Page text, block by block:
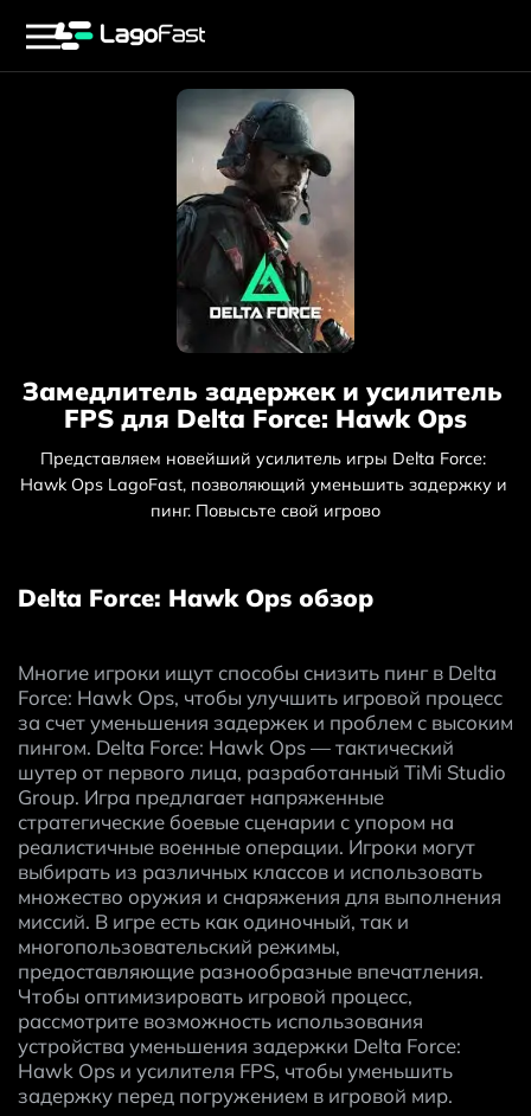
Замедлитель задержек и усилитель
FPS для Delta Force: Hawk Ops
Представляем новейший усилитель игры Delta Force:
Hawk Ops LagoFast, позволяющий уменьшить задержку и
пинг. Повысьте свой игрово
Delta Force: Hawk Ops обзор
Многие игроки ищут способы снизить пинг в Delta
Force: Hawk Ops, чтобы улучшить игровой процесс
за счет уменьшения задержек и проблем с высоким
пингом. Delta Force: Hawk Ops — тактический
шутер от первого лица, разработанный TiMi Studio
Group. Игра предлагает напряженные
стратегические боевые сценарии с упором на
реалистичные военные операции. Игроки могут
выбирать из различных классов и использовать
множество оружия и снаряжения для выполнения
миссий. В игре есть как одиночный, так и
многопользовательский режимы,
предоставляющие разнообразные впечатления.
Чтобы оптимизировать игровой процесс,
рассмотрите возможность использования
устройства уменьшения задержки Delta Force:
Hawk Ops и усилителя FPS, чтобы уменьшить
задержку перед погружением в игровой мир.